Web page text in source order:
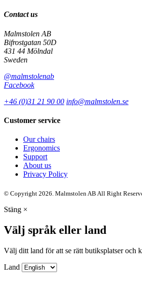
Contact us
Malmstolen AB
Bifrostgatan 50D
431 44 Mölndal
Sweden
@malmstolenab
Facebook
+46 (0)31 21 90 00 info@malmstolen.se
Customer service
Our chairs
Ergonomics
Support
About us
Privacy Policy
© Copyright 2026. Malmstolen AB All Right
Stäng ×
Välj språk eller land
Välj ditt land för att se rätt butiksplatser och
Land